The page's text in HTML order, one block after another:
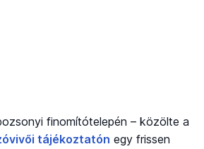
finomítótelepén – közölte a
tájékoztatón egy frissen